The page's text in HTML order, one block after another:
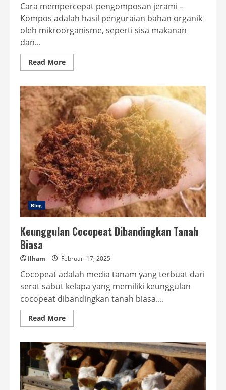
Cara mempercepat pengomposan jerami –
Kompos adalah hasil penguraian bahan organik
oleh mikroorganisme, seperti sisa makanan
dan...
Read MoreRead
more
Mempercepat
Pengomposan
Jerami
Dengan
Mudah
Blog
Keunggulan Cocopeat Dibandingkan Tanah
Biasa
Ilham Februari 17, 2025
Cocopeat adalah media tanam yang terbuat dari
serat sabut kelapa yang memiliki keunggulan
cocopeat dibandingkan tanah biasa....
Read MoreRead
more
Cocopeat
Dibandingkan
Tanah
Biasa